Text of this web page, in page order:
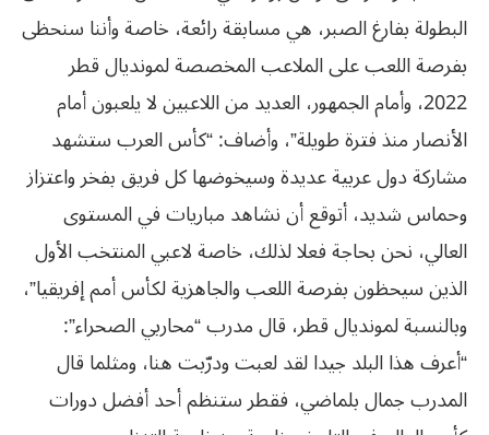
البطولة بفارغ الصبر، هي مسابقة رائعة، خاصة وأننا سنحظى
بفرصة اللعب على الملاعب المخصصة لمونديال قطر
2022، وأمام الجمهور، العديد من اللاعبين لا يلعبون أمام
الأنصار منذ فترة طويلة”، وأضاف: “كأس العرب ستشهد
مشاركة دول عربية عديدة وسيخوضها كل فريق بفخر واعتزاز
وحماس شديد، أتوقع أن نشاهد مباريات في المستوى
العالي، نحن بحاجة فعلا لذلك، خاصة لاعبي المنتخب الأول
الذين سيحظون بفرصة اللعب والجاهزية لكأس أمم إفريقيا”،
وبالنسبة لمونديال قطر، قال مدرب “محاربي الصحراء”:
“أعرف هذا البلد جيدا لقد لعبت ودرّبت هنا، ومثلما قال
المدرب جمال بلماضي، فقطر ستنظم أحد أفضل دورات